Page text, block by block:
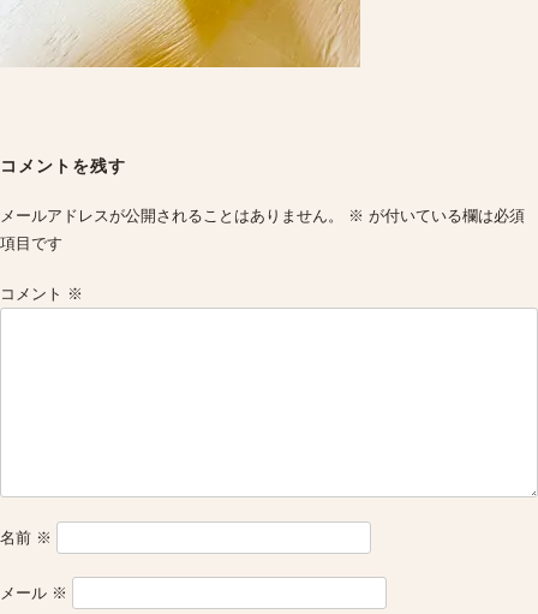
navigation
コメントを残す
メールアドレスが公開されることはありません。 ※ が付いている欄は必須
項目です
コメント ※
名前 ※
メール ※